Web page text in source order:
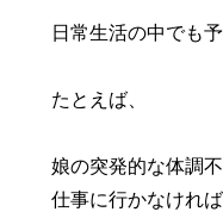
日常生活の中でも
たとえば、
娘の突発的な体調
仕事に行かなけれ